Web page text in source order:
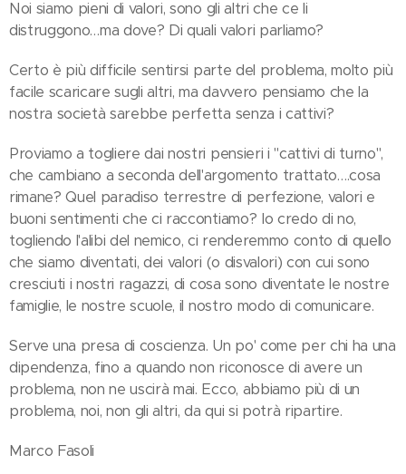
Noi siamo pieni di valori, sono gli altri che ce li
distruggono…ma dove? Di quali valori parliamo?
Certo è più difficile sentirsi parte del problema, molto più
facile scaricare sugli altri, ma davvero pensiamo che la
nostra società sarebbe perfetta senza i cattivi?
Proviamo a togliere dai nostri pensieri i "cattivi di turno",
che cambiano a seconda dell'argomento trattato….cosa
rimane? Quel paradiso terrestre di perfezione, valori e
buoni sentimenti che ci raccontiamo? Io credo di no,
togliendo l'alibi del nemico, ci renderemmo conto di quello
che siamo diventati, dei valori (o disvalori) con cui sono
cresciuti i nostri ragazzi, di cosa sono diventate le nostre
famiglie, le nostre scuole, il nostro modo di comunicare.
Serve una presa di coscienza. Un po' come per chi ha una
dipendenza, fino a quando non riconosce di avere un
problema, non ne uscirà mai. Ecco, abbiamo più di un
problema, noi, non gli altri, da qui si potrà ripartire.
Marco Fasoli